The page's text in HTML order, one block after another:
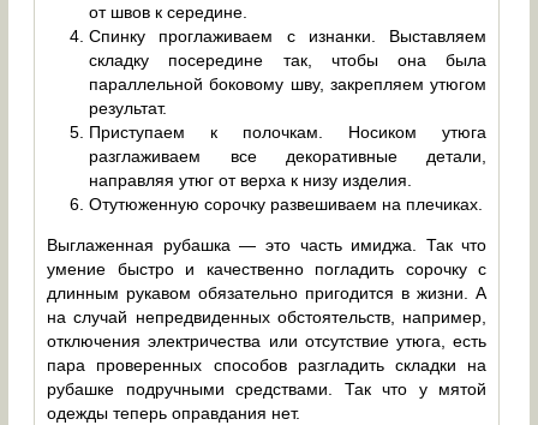
от швов к середине.
Спинку проглаживаем с изнанки. Выставляем
складку посередине так, чтобы она была
параллельной боковому шву, закрепляем утюгом
результат.
Приступаем к полочкам. Носиком утюга
разглаживаем все декоративные детали,
направляя утюг от верха к низу изделия.
Отутюженную сорочку развешиваем на плечиках.
Выглаженная рубашка — это часть имиджа. Так что
умение быстро и качественно погладить сорочку с
длинным рукавом обязательно пригодится в жизни. А
на случай непредвиденных обстоятельств, например,
отключения электричества или отсутствие утюга, есть
пара проверенных способов разгладить складки на
рубашке подручными средствами. Так что у мятой
одежды теперь оправдания нет.